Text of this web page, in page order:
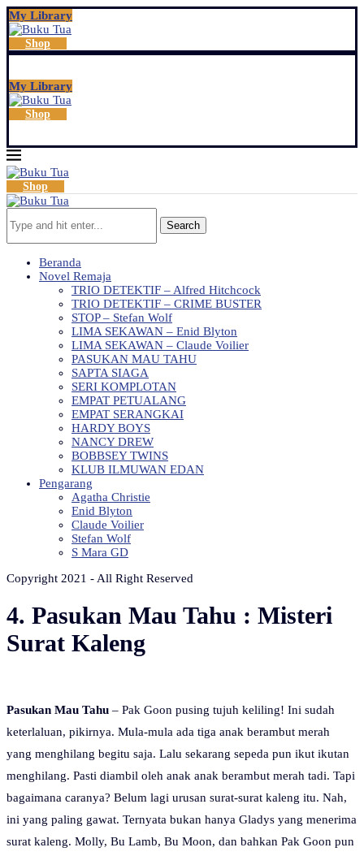
My Library
Shop
My Library
Shop
Shop
Search
Beranda
Novel Remaja
TRIO DETEKTIF – Alfred Hitchcock
TRIO DETEKTIF – CRIME BUSTER
STOP – Stefan Wolf
LIMA SEKAWAN – Enid Blyton
LIMA SEKAWAN – Claude Voilier
PASUKAN MAU TAHU
SAPTA SIAGA
SERI KOMPLOTAN
EMPAT PETUALANG
EMPAT SERANGKAI
HARDY BOYS
NANCY DREW
BOBBSEY TWINS
KLUB ILMUWAN EDAN
Pengarang
Agatha Christie
Enid Blyton
Claude Voilier
Stefan Wolf
S Mara GD
Copyright 2021 - All Right Reserved
4. Pasukan Mau Tahu : Misteri
Surat Kaleng
Pasukan Mau Tahu – Pak Goon pusing tujuh keliling! Ini sudah
keterlaluan, pikirnya. Mula-mula ada tiga anak berambut merah
yang menghilang begitu saja. Lalu sekarang sepeda pun ikut ikutan
menghilang. Pasti diambil oleh anak anak berambut merah tadi. Tapi
bagaimana caranya? Belum lagi urusan surat-surat kaleng itu. Nah,
ini yang paling gawat. Ternyata bukan hanya Gladys yang menerima
surat kaleng. Molly, Bu Lamb, Bu Moon, dan bahkan Pak Goon pun